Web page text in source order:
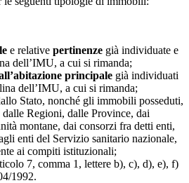
e relative pertinenze già individuate e
dell’IMU, a cui si rimanda;
principale già individuati
dell’IMU, a cui si rimanda;
Stato, nonché gli immobili posseduti,
Regioni, dalle Province, dai
montane, dai consorzi fra detti enti,
enti del Servizio sanitario nazionale,
ai compiti istituzionali;
7, comma 1, lettere b), c), d), e), f)
1992.